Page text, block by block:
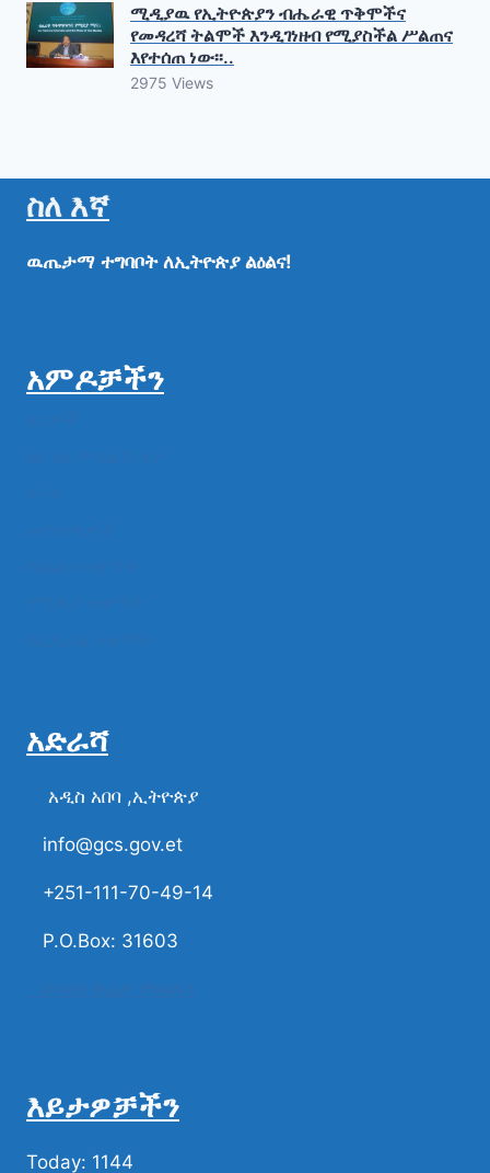
ሚዲያዉ የኢትዮጵያን ብሔራዊ ጥቅሞችና
የመዳረሻ ትልሞች እንዲገነዘብ የሚያስችል ሥልጠና
እየተሰጠ ነው፡፡..
2975 Views
ስለ እኛ
ዉጤታማ ተግባቦት ለኢትዮጵያ ልዕልና!
አምዶቻችን
አድራሻ
አዲስ አበባ ,ኢትዮጵያ
info@gcs.gov.et
+251-111-70-49-14
P.O.Box: 31603
እይታዎቻችን
Today: 1144